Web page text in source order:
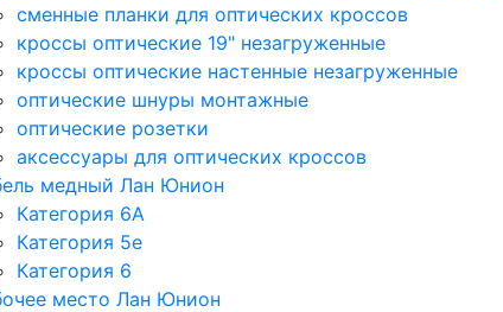
сменные планки для оптических кроссов
кроссы оптические 19" незагруженные
кроссы оптические настенные незагруженные
оптические шнуры монтажные
оптические розетки
аксессуары для оптических кроссов
медный Лан Юнион
Категория 6A
Категория 5e
Категория 6
место Лан Юнион